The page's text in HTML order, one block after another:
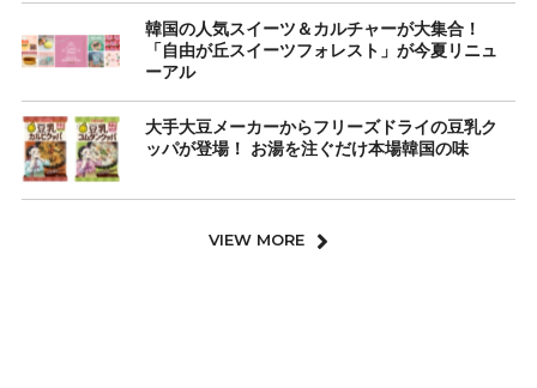
韓国の人気スイーツ＆カルチャーが大集合！
「自由が丘スイーツフォレスト」が今夏リニュ
ーアル
大手大豆メーカーからフリーズドライの豆乳ク
ッパが登場！ お湯を注ぐだけ本場韓国の味
VIEW MORE